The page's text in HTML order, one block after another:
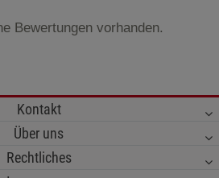
Bewertungen vorhanden.
Kontakt
Über uns
Rechtliches